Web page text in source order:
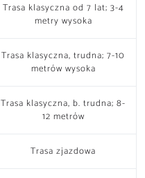
Trasa klasyczna od 7 lat; 3-4
metry wysoka
Trasa klasyczna, trudna; 7-10
metrów wysoka
Trasa klasyczna, b. trudna; 8-
12 metrów
Trasa zjazdowa